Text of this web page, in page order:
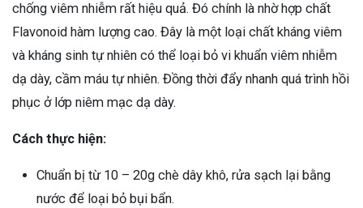
chống viêm nhiễm rất hiệu quả. Đó chính là nhờ hợp chất
Flavonoid hàm lượng cao. Đây là một loại chất kháng viêm
và kháng sinh tự nhiên có thể loại bỏ vi khuẩn viêm nhiễm
dạ dày, cầm máu tự nhiên. Đồng thời đẩy nhanh quá trình hồi
phục ở lớp niêm mạc dạ dày.
Cách thực hiện:
Chuẩn bị từ 10 – 20g chè dây khô, rửa sạch lại bằng
nước để loại bỏ bụi bẩn.